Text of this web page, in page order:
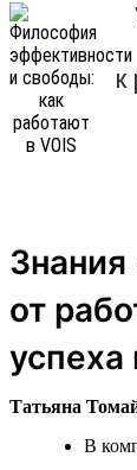
к
от
успеха
Татьяна
В